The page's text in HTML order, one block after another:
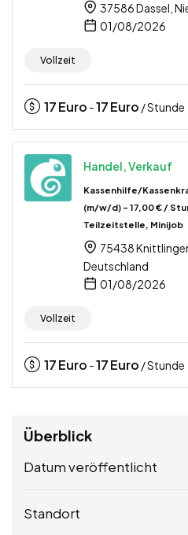
37586 Dassel,
01/08/2026
Vollzeit
17Euro -17Euro / Stunde
Handel, Verkauf
Kassenhilfe/
(m/w/d) – 17,00 € /
Teilzeitstelle, Minijob
75438
Deutschland
01/08/2026
Vollzeit
17Euro -17Euro / Stunde
Überblick
Datum veröffentlicht
Standort